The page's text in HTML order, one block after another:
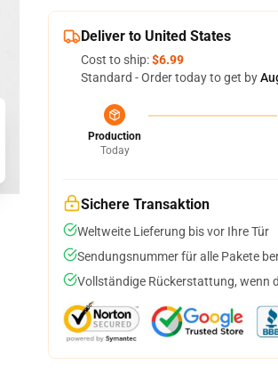
Deliver to United States
Cost to ship:$6.99
Standard - Order today to get by
Production
Today
Sichere Transaktion
Weltweite Lieferung bis vor Ihre Tür
Sendungsnummer für alle Pakete
Vollständige Rückerstattung, wenn